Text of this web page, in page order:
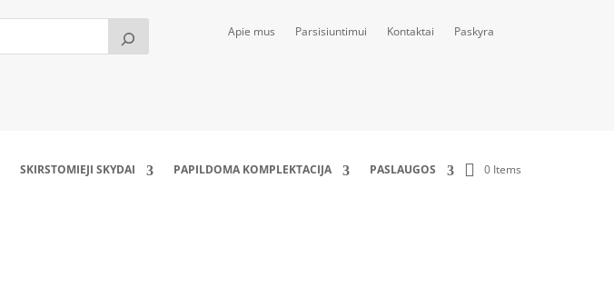
Apie mus Parsisiuntimui Kontaktai Paskyra
SKIRSTOMIEJI SKYDAI PAPILDOMA KOMPLEKTACIJA PASLAUGOS 0 Items